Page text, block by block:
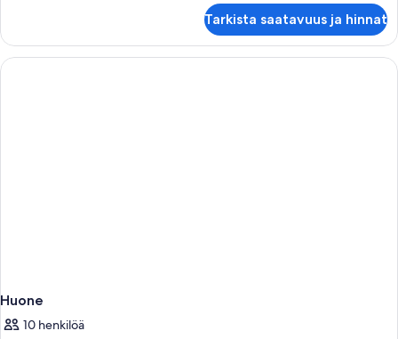
Tarkista saatavuus ja hinnat
Huone
10 henkilöä